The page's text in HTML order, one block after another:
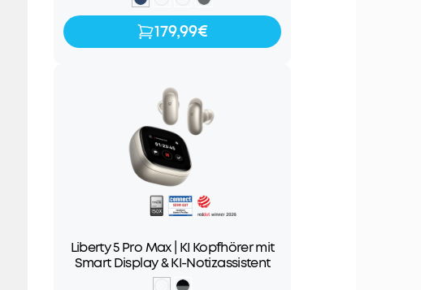
179,99€
179,99€
Liberty 5 Pro Max | KI Kopfhörer mit
Smart Display & KI-Notizassistent